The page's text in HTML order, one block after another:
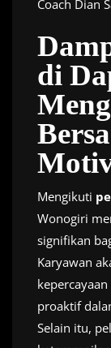
Coach Dian
di
Mengikuti
Wonogiri
signifikan
Karyawan
proaktif
Selain itu,